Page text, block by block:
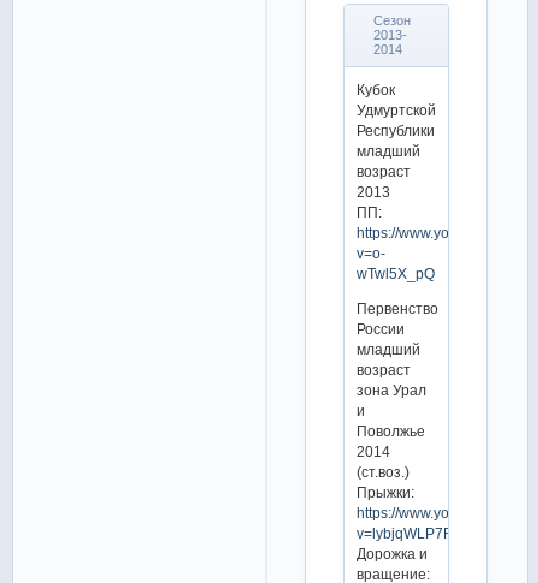
Сезон
2013-
2014
Кубок
Удмуртской
Республики
младший
возраст
2013
ПП:
https://www.youtube.com/
v=o-
wTwl5X_pQ
Первенство
России
младший
возраст
зона Урал
и
Поволжье
2014
(ст.воз.)
Прыжки:
https://www.youtube.com/
v=lybjqWLP7R8
Дорожка и
вращение: